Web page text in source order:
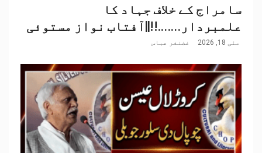
سامراج کے خلاف جہاد کا
علمبردار…….!!||آفتاب نواز مستوئی
مئی 18, 2026 غضنفر عباس